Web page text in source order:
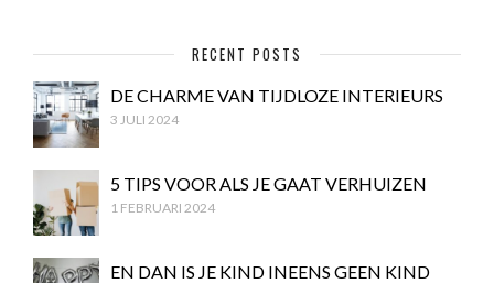
RECENT POSTS
DE CHARME VAN TIJDLOZE INTERIEURS
3 JULI 2024
5 TIPS VOOR ALS JE GAAT VERHUIZEN
1 FEBRUARI 2024
EN DAN IS JE KIND INEENS GEEN KIND